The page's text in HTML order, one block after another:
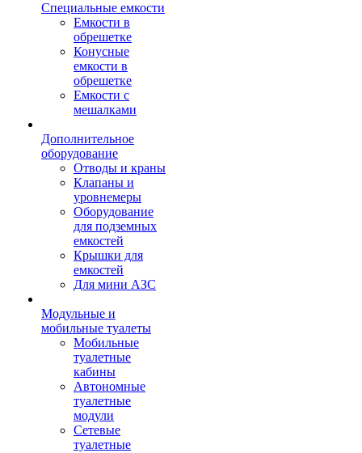
Специальные емкости
Емкости в
обрешетке
Конусные
емкости в
обрешетке
Емкости с
мешалками
Дополнительное
оборудование
Отводы и краны
Клапаны и
уровнемеры
Оборудование
для подземных
емкостей
Крышки для
емкостей
Для мини АЗС
Модульные и
мобильные туалеты
Мобильные
туалетные
кабины
Автономные
туалетные
модули
Сетевые
туалетные